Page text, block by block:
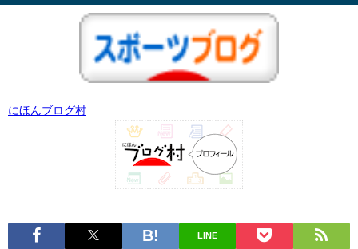
にほんブログ村
LINE